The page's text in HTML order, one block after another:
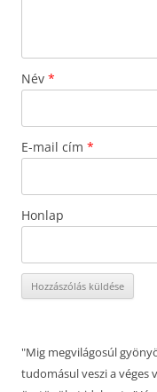
Név *
E-mail cím *
Honlap
"Mig megvilágosúl
tudomásul veszi a véges